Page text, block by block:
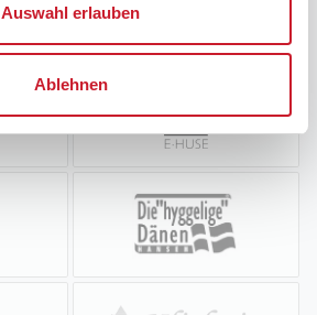
Auswahl erlauben
Ablehnen